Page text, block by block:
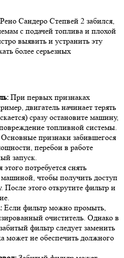
Сандеро Степвей 2 забился,
с подачей топлива и плохой
выявить и устранить эту
более серьезных
При первых признаках
двигатель начинает терять
сразу остановите машину,
топливной системы.
Основные признаки забившегося
перебои в работе
запуск.
этого потребуется снять
чтобы получить доступ
После этого открутите фильтр и
Если фильтр можно промыть,
очиститель. Однако в
фильтр следует заменить
может не обеспечить должного